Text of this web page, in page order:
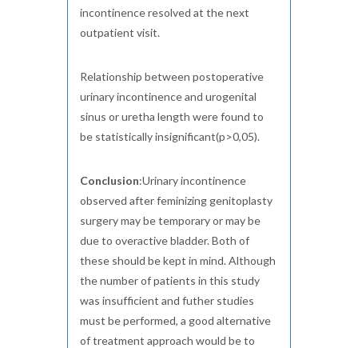
incontinence resolved at the next
outpatient visit.
Relationship between postoperative
urinary incontinence and urogenital
sinus or uretha length were found to
be statistically insignificant(p>0,05).
Conclusion:Urinary incontinence
observed after feminizing genitoplasty
surgery may be temporary or may be
due to overactive bladder. Both of
these should be kept in mind. Although
the number of patients in this study
was insufficient and futher studies
must be performed, a good alternative
of treatment approach would be to